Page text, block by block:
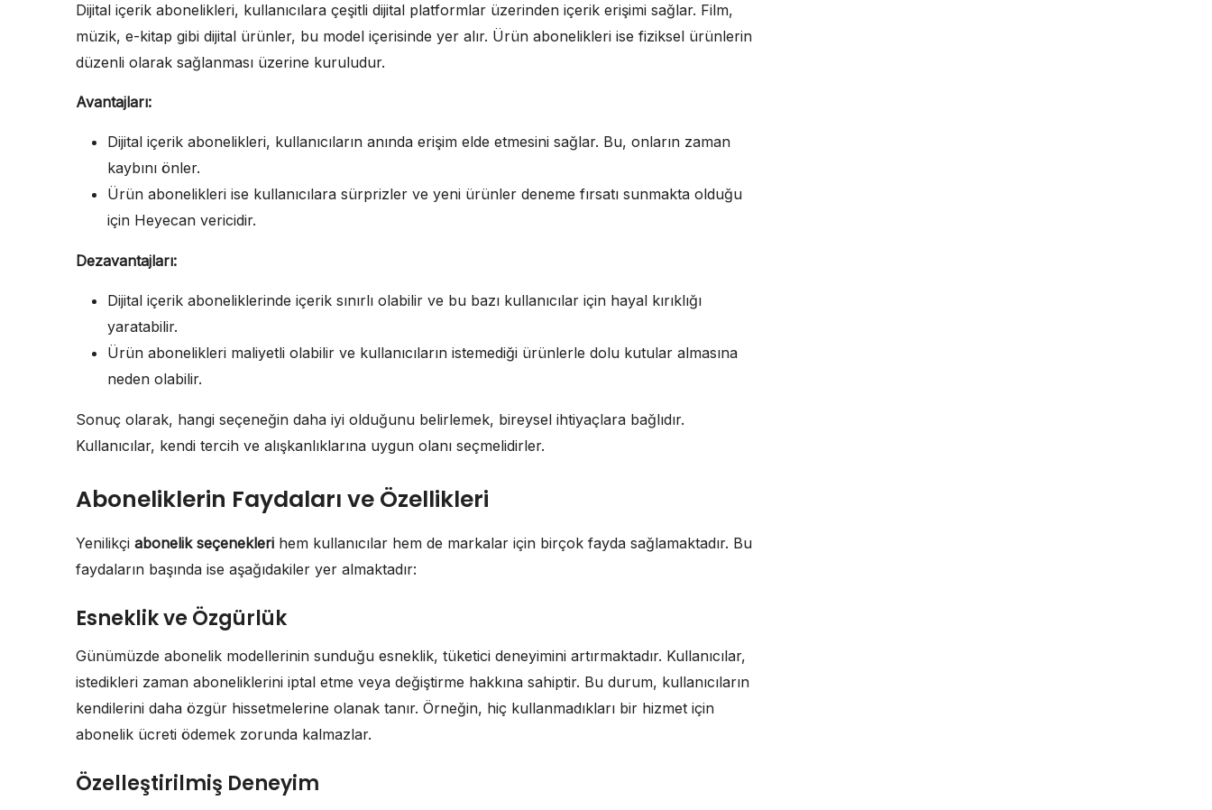
Dijital içerik abonelikleri, kullanıcılara çeşitli dijital platformlar üzerinden içerik erişimi sağlar. Film,
müzik, e-kitap gibi dijital ürünler, bu model içerisinde yer alır. Ürün abonelikleri ise fiziksel ürünlerin
düzenli olarak sağlanması üzerine kuruludur.
Avantajları:
Dijital içerik abonelikleri, kullanıcıların anında erişim elde etmesini sağlar. Bu, onların zaman
kaybını önler.
Ürün abonelikleri ise kullanıcılara sürprizler ve yeni ürünler deneme fırsatı sunmakta olduğu
için Heyecan vericidir.
Dezavantajları:
Dijital içerik aboneliklerinde içerik sınırlı olabilir ve bu bazı kullanıcılar için hayal kırıklığı
yaratabilir.
Ürün abonelikleri maliyetli olabilir ve kullanıcıların istemediği ürünlerle dolu kutular almasına
neden olabilir.
Sonuç olarak, hangi seçeneğin daha iyi olduğunu belirlemek, bireysel ihtiyaçlara bağlıdır.
Kullanıcılar, kendi tercih ve alışkanlıklarına uygun olanı seçmelidirler.
Aboneliklerin Faydaları ve Özellikleri
Yenilikçi abonelik seçenekleri hem kullanıcılar hem de markalar için birçok fayda sağlamaktadır. Bu
faydaların başında ise aşağıdakiler yer almaktadır:
Esneklik ve Özgürlük
Günümüzde abonelik modellerinin sunduğu esneklik, tüketici deneyimini artırmaktadır. Kullanıcılar,
istedikleri zaman aboneliklerini iptal etme veya değiştirme hakkına sahiptir. Bu durum, kullanıcıların
kendilerini daha özgür hissetmelerine olanak tanır. Örneğin, hiç kullanmadıkları bir hizmet için
abonelik ücreti ödemek zorunda kalmazlar.
Özelleştirilmiş Deneyim